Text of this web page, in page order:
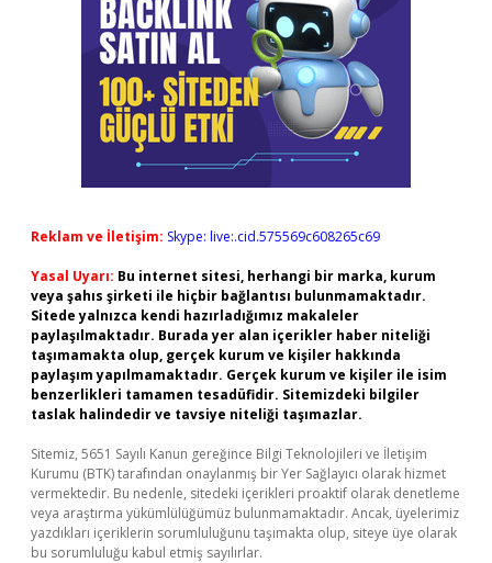
Reklam ve İletişim: Skype: live:.cid.575569c608265c69
Yasal Uyarı: Bu internet sitesi, herhangi bir marka, kurum
veya şahıs şirketi ile hiçbir bağlantısı bulunmamaktadır.
Sitede yalnızca kendi hazırladığımız makaleler
paylaşılmaktadır. Burada yer alan içerikler haber niteliği
taşımamakta olup, gerçek kurum ve kişiler hakkında
paylaşım yapılmamaktadır. Gerçek kurum ve kişiler ile isim
benzerlikleri tamamen tesadüfidir. Sitemizdeki bilgiler
taslak halindedir ve tavsiye niteliği taşımazlar.
Sitemiz, 5651 Sayılı Kanun gereğince Bilgi Teknolojileri ve İletişim
Kurumu (BTK) tarafından onaylanmış bir Yer Sağlayıcı olarak hizmet
vermektedir. Bu nedenle, sitedeki içerikleri proaktif olarak denetleme
veya araştırma yükümlülüğümüz bulunmamaktadır. Ancak, üyelerimiz
yazdıkları içeriklerin sorumluluğunu taşımakta olup, siteye üye olarak
bu sorumluluğu kabul etmiş sayılırlar.